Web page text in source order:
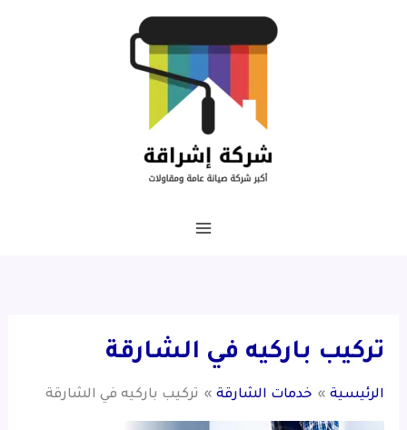
تركيب باركيه في الشارقة
الرئيسية خدمات الشارقة تركيب باركيه في الشارقة